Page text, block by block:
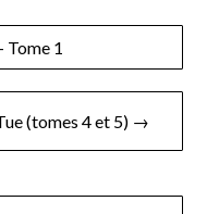
Tome 1
(tomes 4 et 5) →